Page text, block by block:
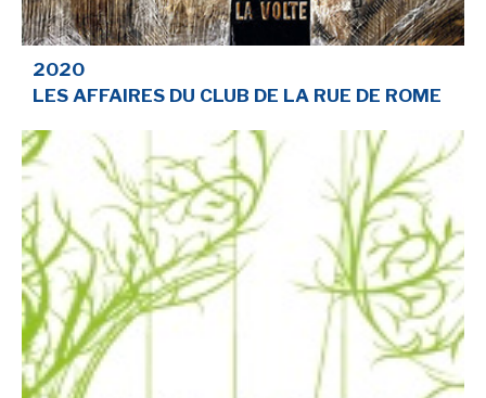
2020
LES AFFAIRES DU CLUB DE LA RUE DE ROME